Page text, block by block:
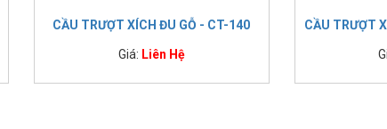
CẦU TRƯỢT XÍCH ĐU GỖ - CT-140
Giá: Liên Hệ
CẦU TRƯỢT